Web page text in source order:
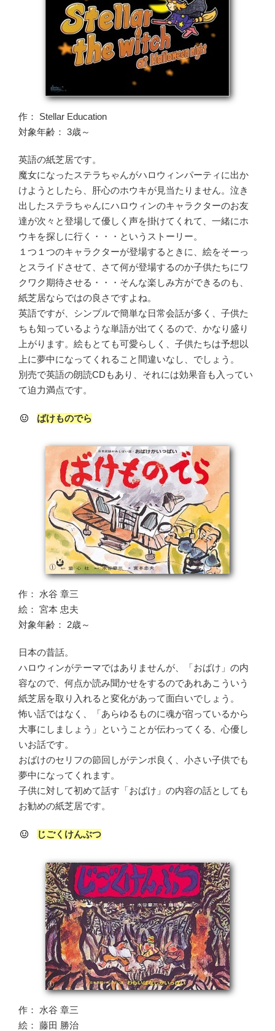
作： Stellar Education
対象年齢： 3歳～
英語の紙芝居です。
魔女になったステラちゃんがハロウィンパーティに出か
けようとしたら、肝心のホウキが見当たりません。泣き
出したステラちゃんにハロウィンのキャラクターのお友
達が次々と登場して優しく声を掛けてくれて、一緒にホ
ウキを探しに行く・・・というストーリー。
１つ１つのキャラクターが登場するときに、絵をそーっ
とスライドさせて、さて何が登場するのか子供たちにワ
クワク期待させる・・・そんな楽しみ方ができるのも、
紙芝居ならではの良さですよね。
英語ですが、シンプルで簡単な日常会話が多く、子供た
ちも知っているような単語が出てくるので、かなり盛り
上がります。絵もとても可愛らしく、子供たちは予想以
上に夢中になってくれること間違いなし、でしょう。
別売で英語の朗読CDもあり、それには効果音も入ってい
て迫力満点です。
ばけものでら
作： 水谷 章三
絵： 宮本 忠夫
対象年齢： 2歳～
日本の昔話。
ハロウィンがテーマではありませんが、「おばけ」の内
容なので、何点か読み聞かせをするのであれあこういう
紙芝居を取り入れると変化があって面白いでしょう。
怖い話ではなく、「あらゆるものに魂が宿っているから
大事にしましょう」ということが伝わってくる、心優し
いお話です。
おばけのセリフの節回しがテンポ良く、小さい子供でも
夢中になってくれます。
子供に対して初めて話す「おばけ」の内容の話としても
お勧めの紙芝居です。
じごくけんぶつ
作： 水谷 章三
絵： 藤田 勝治